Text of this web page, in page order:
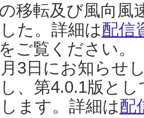
移転及び風向風
た。詳細は配信
をご覧ください。
3日にお知らせ
、第4.0.1版と
ます。詳細は配